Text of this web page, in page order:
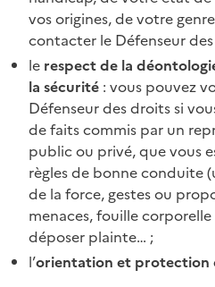
vos origines, de votre
contacter le Défenseur
le respect de la
la sécurité : vous pouvez
Défenseur des droits si
de faits commis par un
public ou privé, que vous
règles de bonne conduite
de la force, gestes ou
menaces, fouille
déposer plainte… ;
l’orientation et protection